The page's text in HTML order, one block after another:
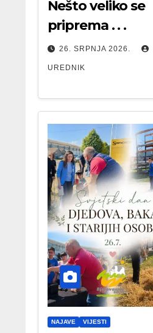
Nešto veliko se
priprema . . .
26. SRPNJA 2026.
UREDNIK
NAJAVE VIJESTI